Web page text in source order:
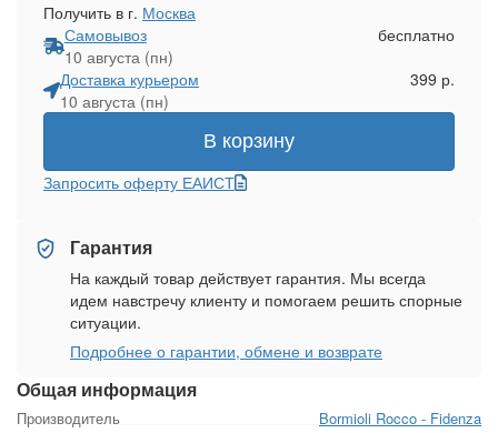
Общая информация
Производитель
Bormioli Rocco - Fidenza
Получить в г. Москва
Самовывоз
10 августа (пн)
бесплатно
Доставка курьером
10 августа (пн)
399 р.
В корзину
Запросить оферту ЕАИСТ
Гарантия
На каждый товар действует гарантия. Мы всегда
идем навстречу клиенту и помогаем решить спорные
ситуации.
Подробнее о гарантии, обмене и возврате